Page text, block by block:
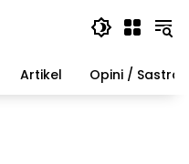
Artikel Opini / Sastra